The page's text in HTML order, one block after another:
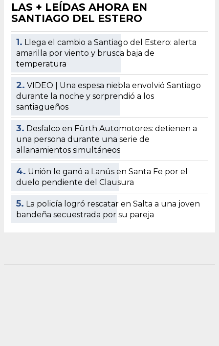
LAS + LEÍDAS AHORA EN
SANTIAGO DEL ESTERO
1. Llega el cambio a Santiago del Estero: alerta
amarilla por viento y brusca baja de
temperatura
2. VIDEO | Una espesa niebla envolvió Santiago
durante la noche y sorprendió a los
santiagueños
3. Desfalco en Fürth Automotores: detienen a
una persona durante una serie de
allanamientos simultáneos
4. Unión le ganó a Lanús en Santa Fe por el
duelo pendiente del Clausura
5. La policía logró rescatar en Salta a una joven
bandeña secuestrada por su pareja